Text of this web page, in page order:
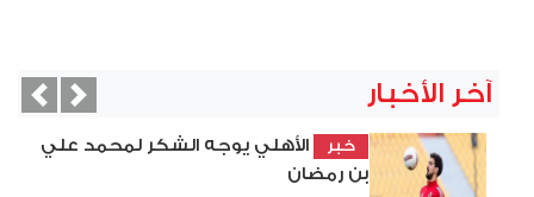
آخر الأخبار
خبر
الأهلي يوجه الشكر لمحمد علي
بن رمضان
Next